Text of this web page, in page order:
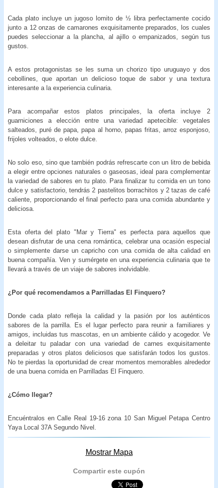
Cada plato incluye un jugoso lomito de ½ libra perfectamente cocido
junto a 12 onzas de camarones exquisitamente preparados, los cuales
puedes seleccionar a la plancha, al ajillo o empanizados, según tus
gustos.
A estos protagonistas se les suma un chorizo tipo uruguayo y dos
cebollines, que aportan un delicioso toque de sabor y una textura
interesante a la experiencia culinaria.
Para acompañar estos platos principales, la oferta incluye 2
guarniciones a elección entre una variedad apetecible: vegetales
salteados, puré de papa, papa al horno, papas fritas, arroz esponjoso,
frijoles volteados, o elote dulce.
No solo eso, sino que también podrás refrescarte con un litro de bebida
a elegir entre opciones naturales o gaseosas, ideal para complementar
la variedad de sabores en tu plato. Para finalizar tu comida en un tono
dulce y satisfactorio, tendrás 2 pastelitos borrachitos y 2 tazas de café
caliente, proporcionando el final perfecto para una comida abundante y
deliciosa.
Esta oferta del plato "Mar y Tierra" es perfecta para aquellos que
desean disfrutar de una cena romántica, celebrar una ocasión especial
o simplemente darse un capricho con una comida de alta calidad en
buena compañía. Ven y sumérgete en una experiencia culinaria que te
llevará a través de un viaje de sabores inolvidable.
¿Por qué recomendamos a Parrilladas El Finquero?
Donde cada plato refleja la calidad y la pasión por los auténticos
sabores de la parrilla. Es el lugar perfecto para reunir a familiares y
amigos, incluidas tus mascotas, en un ambiente cálido y acogedor. Ve
a deleitar tu paladar con una variedad de carnes exquisitamente
preparadas y otros platos deliciosos que satisfarán todos los gustos.
No te pierdas la oportunidad de crear momentos memorables alrededor
de una buena comida en Parrilladas El Finquero.
¿Cómo llegar?
Encuéntralos en Calle Real 19-16 zona 10 San Miguel Petapa Centro
Yaya Local 37A Segundo Nivel.
Mostrar Mapa
Compartir este cupón